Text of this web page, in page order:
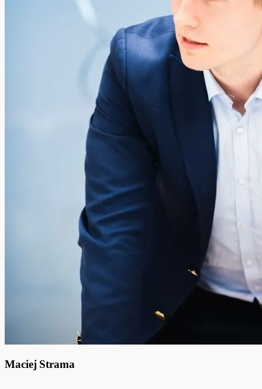
Maciej Strama